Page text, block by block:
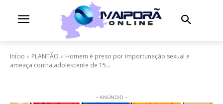
Início PLANTÃO
Homem é preso por importunação sexual e
ameaça contra adolescente de 15...
- ANÚNCIO -